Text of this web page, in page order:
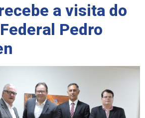
a visita do
Pedro